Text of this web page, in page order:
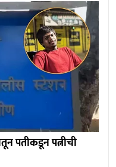
पतीकडून पत्नीची